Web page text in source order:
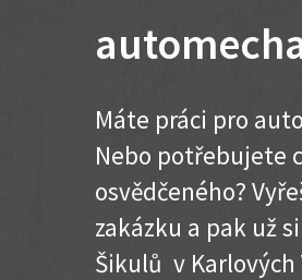
Máte práci pro
Nebo potřebujete
osvědčeného?
zakázku a pak už
Šikulů v Karlových